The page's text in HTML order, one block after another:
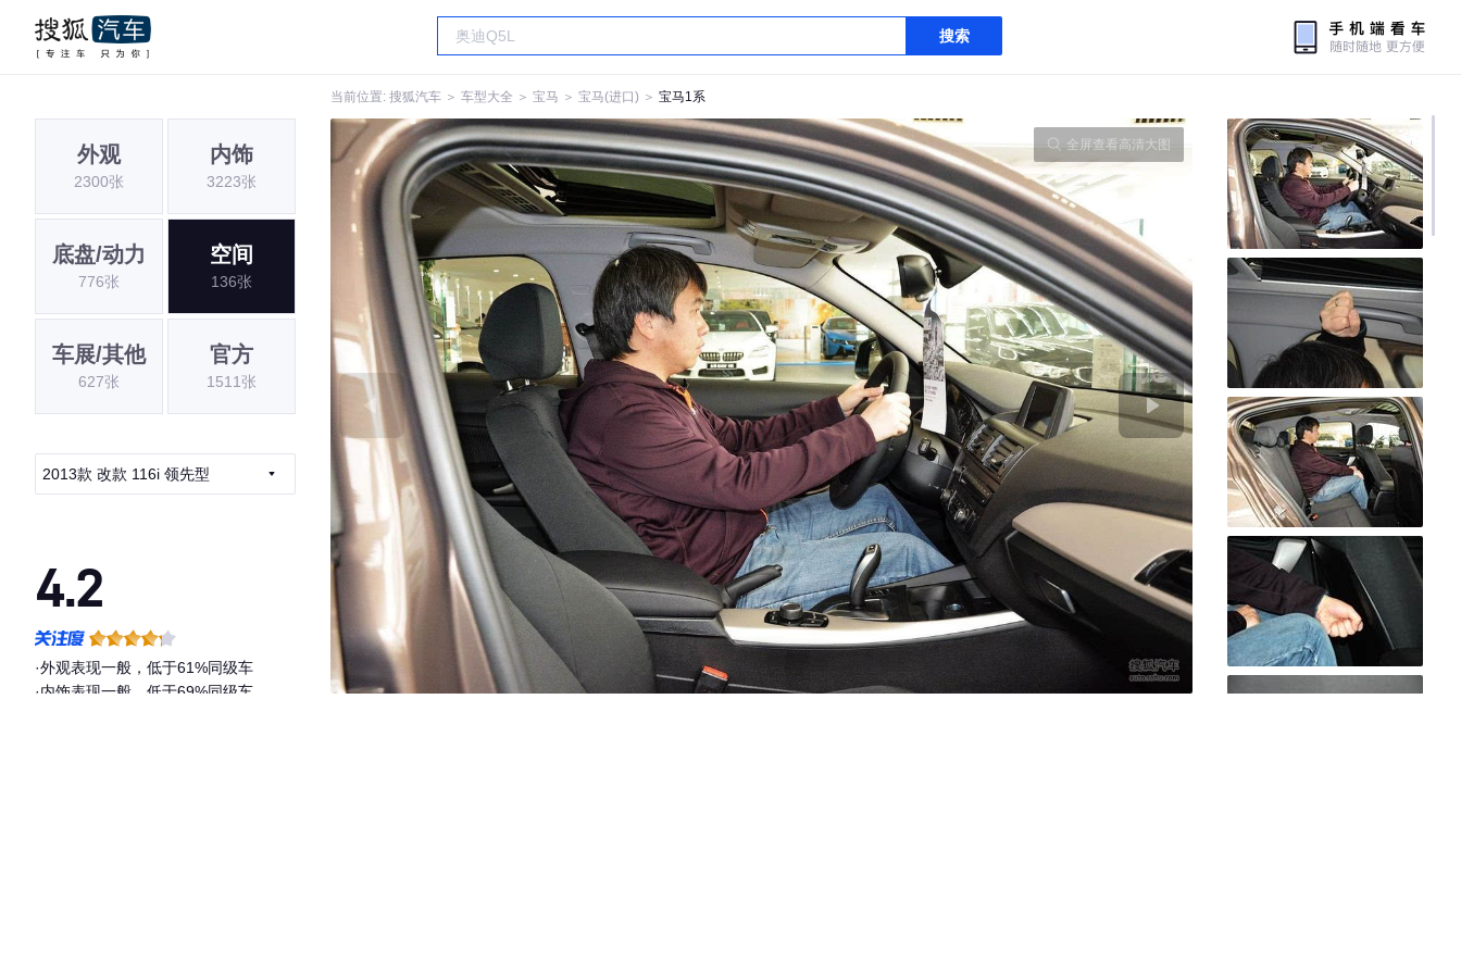
搜索
当前位置: 搜狐汽车 ＞ 车型大全 ＞ 宝马 ＞ 宝马(进口) ＞ 宝马1系
外观
2300张
内饰
3223张
底盘/动力
776张
空间
136张
车展/其他
627张
官方
1511张
2013款 改款 116i 领先型
4.2
·外观表现一般，低于61%同级车
·内饰表现一般，低于69%同级车
全屏查看高清大图